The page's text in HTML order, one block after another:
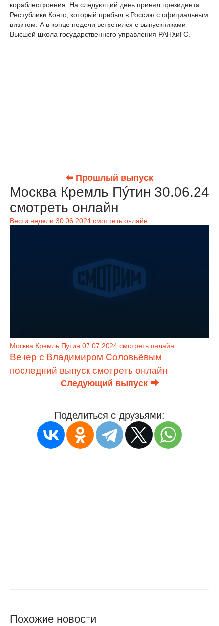
кораблестроения. На следующий день принял президента
Республики Конго, который прибыл в Россию с официальным
визитом. А в конце недели встретился с выпускниками
Высшей школа государственного управления РАНХиГС.
⬅ Прошлый выпуск
Москва Кремль Пýтин 30.06.24
смотреть онлайн
Вести недели 30.06.2024 смотреть онлайн
Москва Кремль Путин 07.07.2024 смотреть онлайн
Вечер с Владимиром Соловьёвым
последний выпуск смотреть онлайн
Следующий выпуск ⮕
Поделиться с друзьями:
Похожие новости